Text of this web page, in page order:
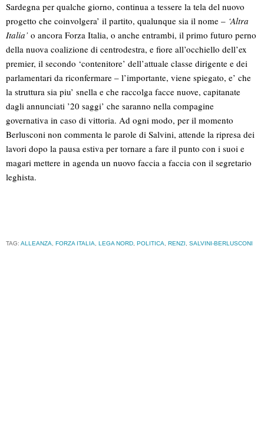
Sardegna per qualche giorno, continua a tessere la tela del nuovo
progetto che coinvolgera’ il partito, qualunque sia il nome – ‘Altra
Italia’ o ancora Forza Italia, o anche entrambi, il primo futuro perno
della nuova coalizione di centrodestra, e fiore all’occhiello dell’ex
premier, il secondo ‘contenitore’ dell’attuale classe dirigente e dei
parlamentari da riconfermare – l’importante, viene spiegato, e’ che
la struttura sia piu’ snella e che raccolga facce nuove, capitanate
dagli annunciati ’20 saggi’ che saranno nella compagine
governativa in caso di vittoria. Ad ogni modo, per il momento
Berlusconi non commenta le parole di Salvini, attende la ripresa dei
lavori dopo la pausa estiva per tornare a fare il punto con i suoi e
magari mettere in agenda un nuovo faccia a faccia con il segretario
leghista.
TAG: ALLEANZA, FORZA ITALIA, LEGA NORD, POLITICA, RENZI, SALVINI-BERLUSCONI